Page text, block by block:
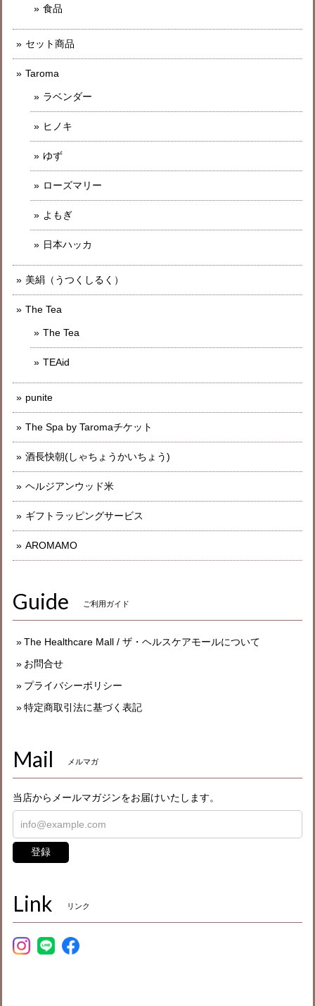
食品
セット商品
Taroma
ラベンダー
ヒノキ
ゆず
ローズマリー
よもぎ
日本ハッカ
美絹（うつくしるく）
The Tea
The Tea
TEAid
punite
The Spa by Taromaチケット
酒長快朝(しゃちょうかいちょう)
ヘルジアンウッド米
ギフトラッピングサービス
AROMAMO
Guide ご利用ガイド
The Healthcare Mall / ザ・ヘルスケアモールについて
お問合せ
プライバシーポリシー
特定商取引法に基づく表記
Mail メルマガ
当店からメールマガジンをお届けいたします。
登録
Link リンク